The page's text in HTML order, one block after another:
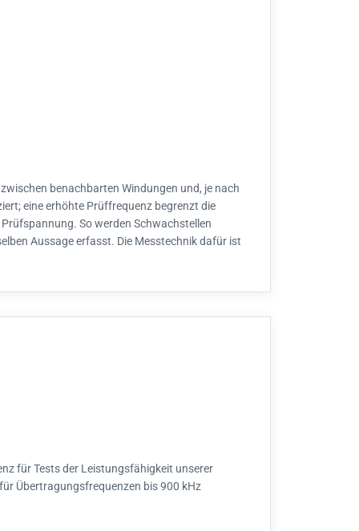
benachbarten Windungen und, je nach
eine erhöhte Prüffrequenz begrenzt die
So werden Schwachstellen
Aussage erfasst. Die Messtechnik dafür ist
für Tests der Leistungsfähigkeit unserer
Übertragungsfrequenzen bis 900 kHz